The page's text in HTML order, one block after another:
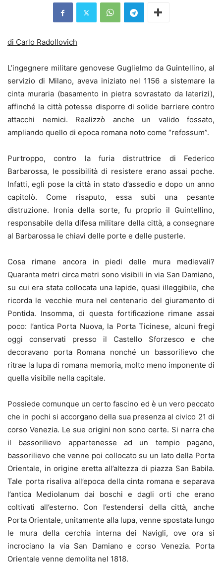
di Carlo Radollovich
L’ingegnere militare genovese Guglielmo da Guintellino, al
servizio di Milano, aveva iniziato nel 1156 a sistemare la
cinta muraria (basamento in pietra sovrastato da laterizi),
affinché la città potesse disporre di solide barriere contro
attacchi nemici. Realizzò anche un valido fossato,
ampliando quello di epoca romana noto come “refossum”.
Purtroppo, contro la furia distruttrice di Federico
Barbarossa, le possibilità di resistere erano assai poche.
Infatti, egli pose la città in stato d’assedio e dopo un anno
capitolò. Come risaputo, essa subì una pesante
distruzione. Ironia della sorte, fu proprio il Guintellino,
responsabile della difesa militare della città, a consegnare
al Barbarossa le chiavi delle porte e delle pusterle.
Cosa rimane ancora in piedi delle mura medievali?
Quaranta metri circa metri sono visibili in via San Damiano,
su cui era stata collocata una lapide, quasi illeggibile, che
ricorda le vecchie mura nel centenario del giuramento di
Pontida. Insomma, di questa fortificazione rimane assai
poco: l’antica Porta Nuova, la Porta Ticinese, alcuni fregi
oggi conservati presso il Castello Sforzesco e che
decoravano porta Romana nonché un bassorilievo che
ritrae la lupa di romana memoria, molto meno imponente di
quella visibile nella capitale.
Possiede comunque un certo fascino ed è un vero peccato
che in pochi si accorgano della sua presenza al civico 21 di
corso Venezia. Le sue origini non sono certe. Si narra che
il bassorilievo appartenesse ad un tempio pagano,
bassorilievo che venne poi collocato su un lato della Porta
Orientale, in origine eretta all’altezza di piazza San Babila.
Tale porta risaliva all’epoca della cinta romana e separava
l’antica Mediolanum dai boschi e dagli orti che erano
coltivati all’esterno. Con l’estendersi della città, anche
Porta Orientale, unitamente alla lupa, venne spostata lungo
le mura della cerchia interna dei Navigli, ove ora si
incrociano la via San Damiano e corso Venezia. Porta
Orientale venne demolita nel 1818.